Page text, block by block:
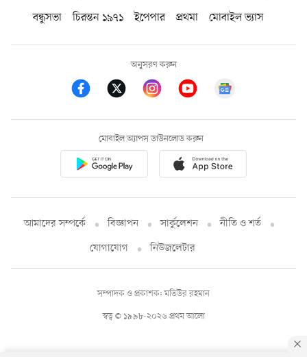
বন্ধুসভা
চিরন্তন ১৯৭১ ইপেপার প্রথমা মোবাইল ভ্যাস
অনুসরণ করুন
মোবাইল অ্যাপস ডাউনলোড করুন
আমাদের সম্পর্কে বিজ্ঞাপন সার্কুলেশন
নীতি ও শর্ত
যোগাযোগ
নিউজলেটার
স্বত্ব © ১৯৯৮-২০২৬ প্রথম আলো
সম্পাদক ও প্রকাশক: মতিউর রহমান